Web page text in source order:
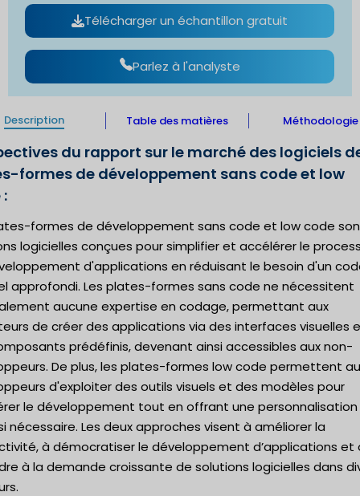
Télécharger un échantillon gratuit
Parlez à l'analyste
Description Table des matières Méthodologie
du rapport sur le marché des logiciels
formes de développement sans code et low
formes de développement sans code et low code
logicielles conçues pour simplifier et accélérer le
d'applications en réduisant le besoin d'un
approfondi. Les plates-formes sans code ne nécessitent
aucune expertise en codage, permettant aux
de créer des applications via des interfaces visuelles
prédéfinis, devenant ainsi accessibles aux non-
De plus, les plates-formes low code permettent
d'exploiter des outils visuels et des modèles pour
le développement tout en offrant une personnalisation
nécessaire. Les deux approches visent à améliorer la
à démocratiser le développement d’applications et
à la demande croissante de solutions logicielles dans